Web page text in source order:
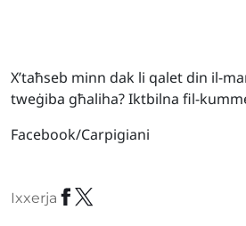
X’taħseb minn dak li qalet din il-
tweġiba għaliha? Iktbilna fil-
Facebook/Carpigiani
Ixxerja